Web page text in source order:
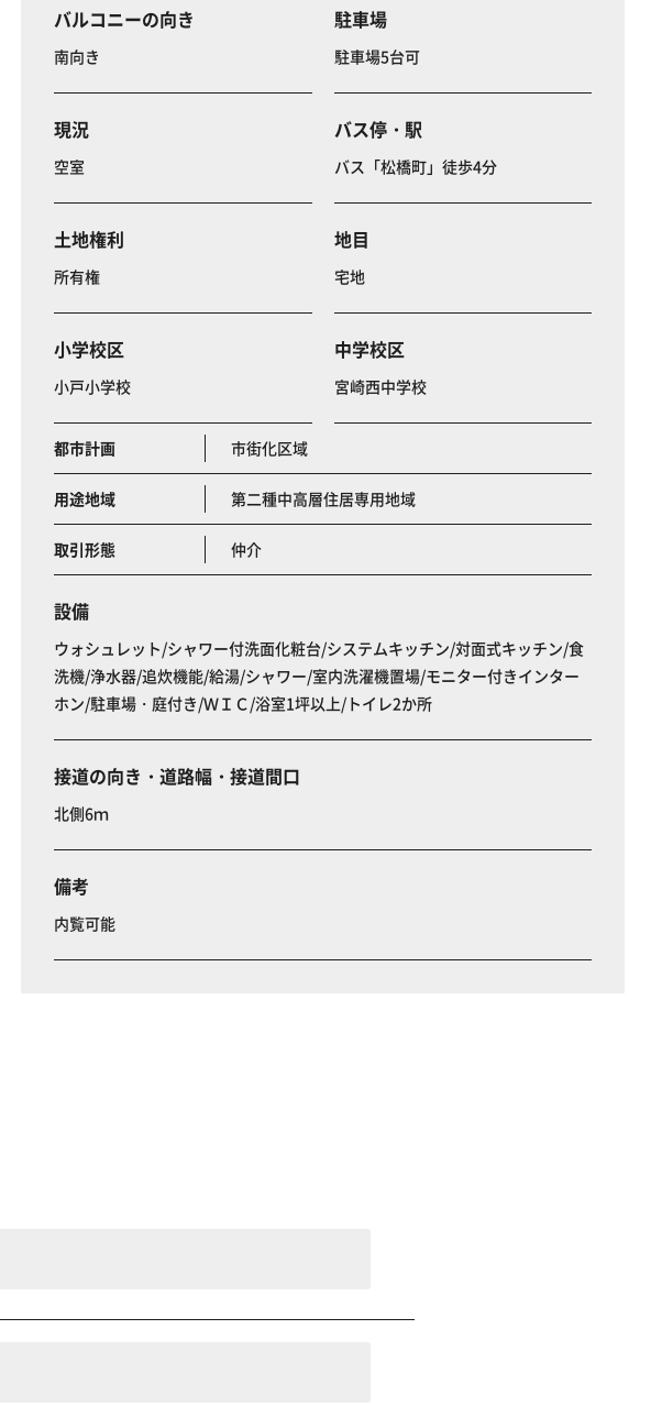
バルコニーの向き
南向き
駐車場
駐車場5台可
現況
空室
バス停・駅
バス「松橋町」徒歩4分
土地権利
所有権
地目
宅地
小学校区
小戸小学校
中学校区
宮崎西中学校
都市計画 市街化区域
用途地域 第二種中高層住居専用地域
取引形態 仲介
設備
ウォシュレット/シャワー付洗面化粧台/システムキッチン/対面式キッチン/食
洗機/浄水器/追炊機能/給湯/シャワー/室内洗濯機置場/モニター付きインター
ホン/駐車場・庭付き/ＷＩＣ/浴室1坪以上/トイレ2か所
接道の向き・道路幅・接道間口
北側6ｍ
備考
内覧可能